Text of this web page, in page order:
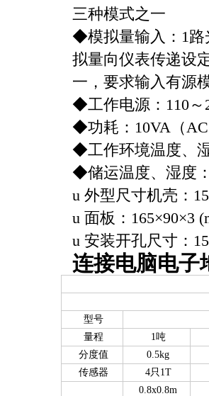
三种模式之一
◆模拟量输入：1路
拟量向仪表传递设
一，要求输入有源
◆工作电源：110～
◆功耗：10VA（
◆工作环境温度、
◆储运温度、湿度
u 外型尺寸机壳：
u 面板：165×90×3
u 安装开孔尺寸：
连接电脑电子
型号
量程
1吨
分度值
0.5kg
传感器
4只1T
0.8x0.8m